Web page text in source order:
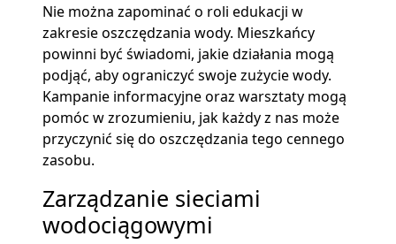
Nie można zapominać o roli edukacji w
zakresie oszczędzania wody. Mieszkańcy
powinni być świadomi, jakie działania mogą
podjąć, aby ograniczyć swoje zużycie wody.
Kampanie informacyjne oraz warsztaty mogą
pomóc w zrozumieniu, jak każdy z nas może
przyczynić się do oszczędzania tego cennego
zasobu.
Zarządzanie sieciami
wodociągowymi